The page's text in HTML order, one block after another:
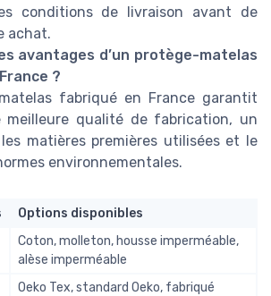
conditions de livraison avant de
achat.
avantages d’un protège-matelas
?
fabriqué en France garantit
meilleure qualité de fabrication, un
matières premières utilisées et le
environnementales.
Options disponibles
Coton, molleton, housse imperméable,
alèse imperméable
Oeko Tex, standard Oeko, fabriqué